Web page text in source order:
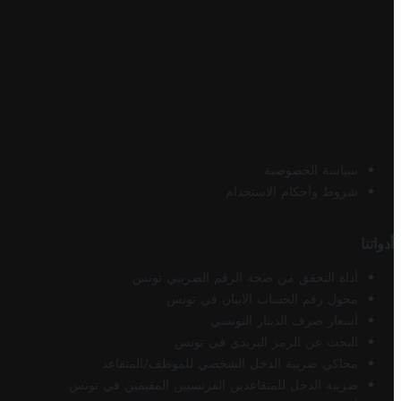
سياسة الخصوصية
شروط وأحكام الاستخدام
أدواتنا
أداة التحقق من صحة الرقم الضريبي تونس
محول رقم الحساب الآيبان في تونس
أسعار صرف الدينار التونسي
البحث عن الرمز البريدي في تونس
محاكي ضريبة الدخل الشخصي للموظف/المتقاعد
ضريبة الدخل للمتقاعدين الفرنسيين المقيمين في تونس